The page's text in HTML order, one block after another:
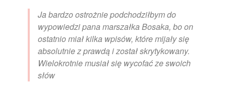
Ja bardzo ostrożnie podchodziłbym do
wypowiedzi pana marszałka Bosaka, bo on
ostatnio miał kilka wpisów, które mijały się
absolutnie z prawdą i został skrytykowany.
Wielokrotnie musiał się wycofać ze swoich
słów